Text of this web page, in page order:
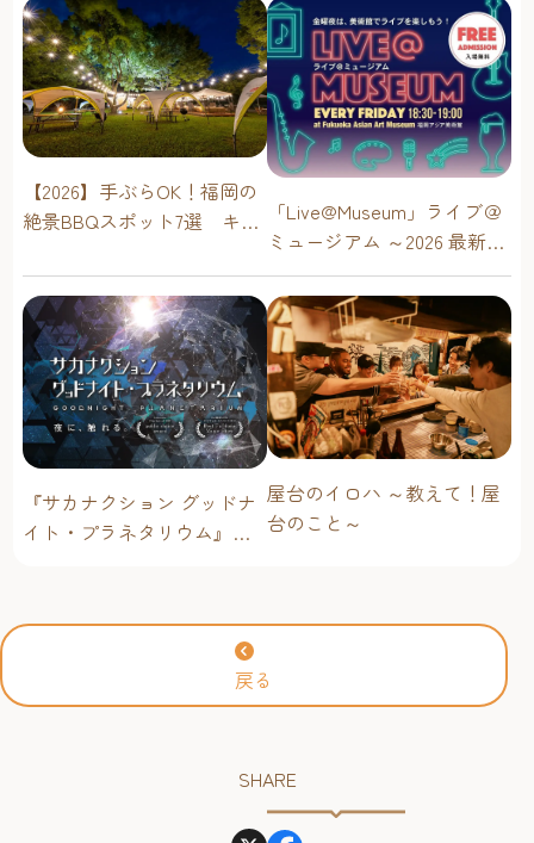
【2026】手ぶらOK！福岡の
絶景BBQスポット7選 キャ
に楽しむ
「Live@Museum」ライブ＠
ミュージアム ～2026 最新イ
ベントスケジュール！【福
岡アジア美術館】
『サカナクション グッドナ
イト・プラネタリウム』が
2026年
屋台のイロハ ～教えて！屋
台のこと～
戻る
SHARE